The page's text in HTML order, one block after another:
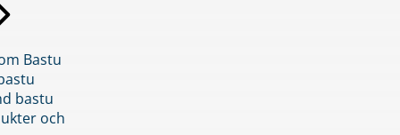
Bastu
bastu
och